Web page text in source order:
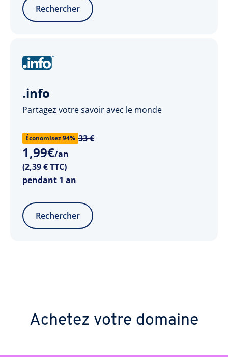
Rechercher
.info
Partagez votre savoir avec le monde
Économisez 94% 33 €
1,99€/an
(2,39 € TTC)
pendant 1 an
Rechercher
Achetez votre domaine